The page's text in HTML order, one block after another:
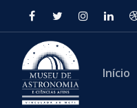
Ir para o conteúdo principal
Início